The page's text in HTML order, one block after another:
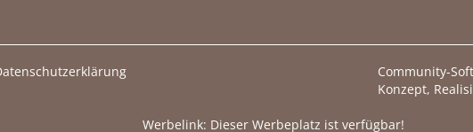
Community-
Konzept,
Werbelink: Dieser Werbeplatz ist verfügbar!